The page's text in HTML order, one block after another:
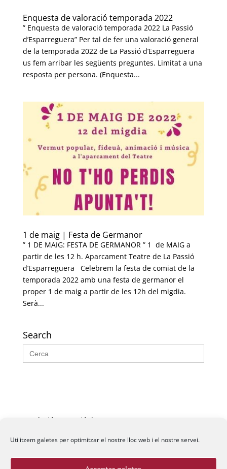
Utilitzem galetes per optimitzar el nostre lloc web i el nostre servei.
Enquesta de valoració temporada 2022
” Enquesta de valoració temporada 2022 La Passió
d’Esparreguera” Per tal de fer una valoració general
de la temporada 2022 de La Passió d’Esparreguera
us fem arribar les següents preguntes. Limitat a una
resposta per persona. (Enquesta...
1 de maig | Festa de Germanor
” 1 DE MAIG: FESTA DE GERMANOR ” 1 de MAIG a
partir de les 12 h. Aparcament Teatre de La Passió
d’Esparreguera Celebrem la festa de comiat de la
temporada 2022 amb una festa de germanor el
proper 1 de maig a partir de les 12h del migdia.
Serà...
Search
Search
for:
Fundació La Passió d’Esparreguera, 2026